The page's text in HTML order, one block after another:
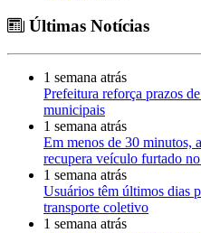
Últimas Notícias
1 semana atrás
Prefeitura reforça prazos
municipais
1 semana atrás
Em menos de 30 minutos,
recupera veículo furtado
1 semana atrás
Usuários têm últimos dias
transporte coletivo
1 semana atrás